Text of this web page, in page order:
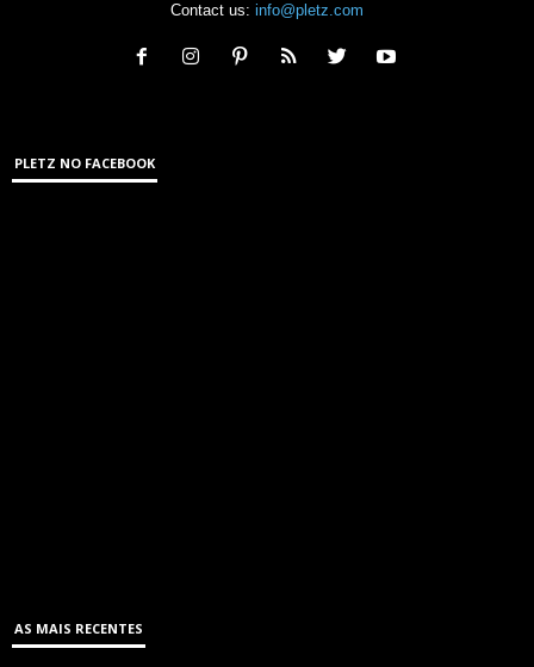
Contact us: info@pletz.com
PLETZ NO FACEBOOK
AS MAIS RECENTES